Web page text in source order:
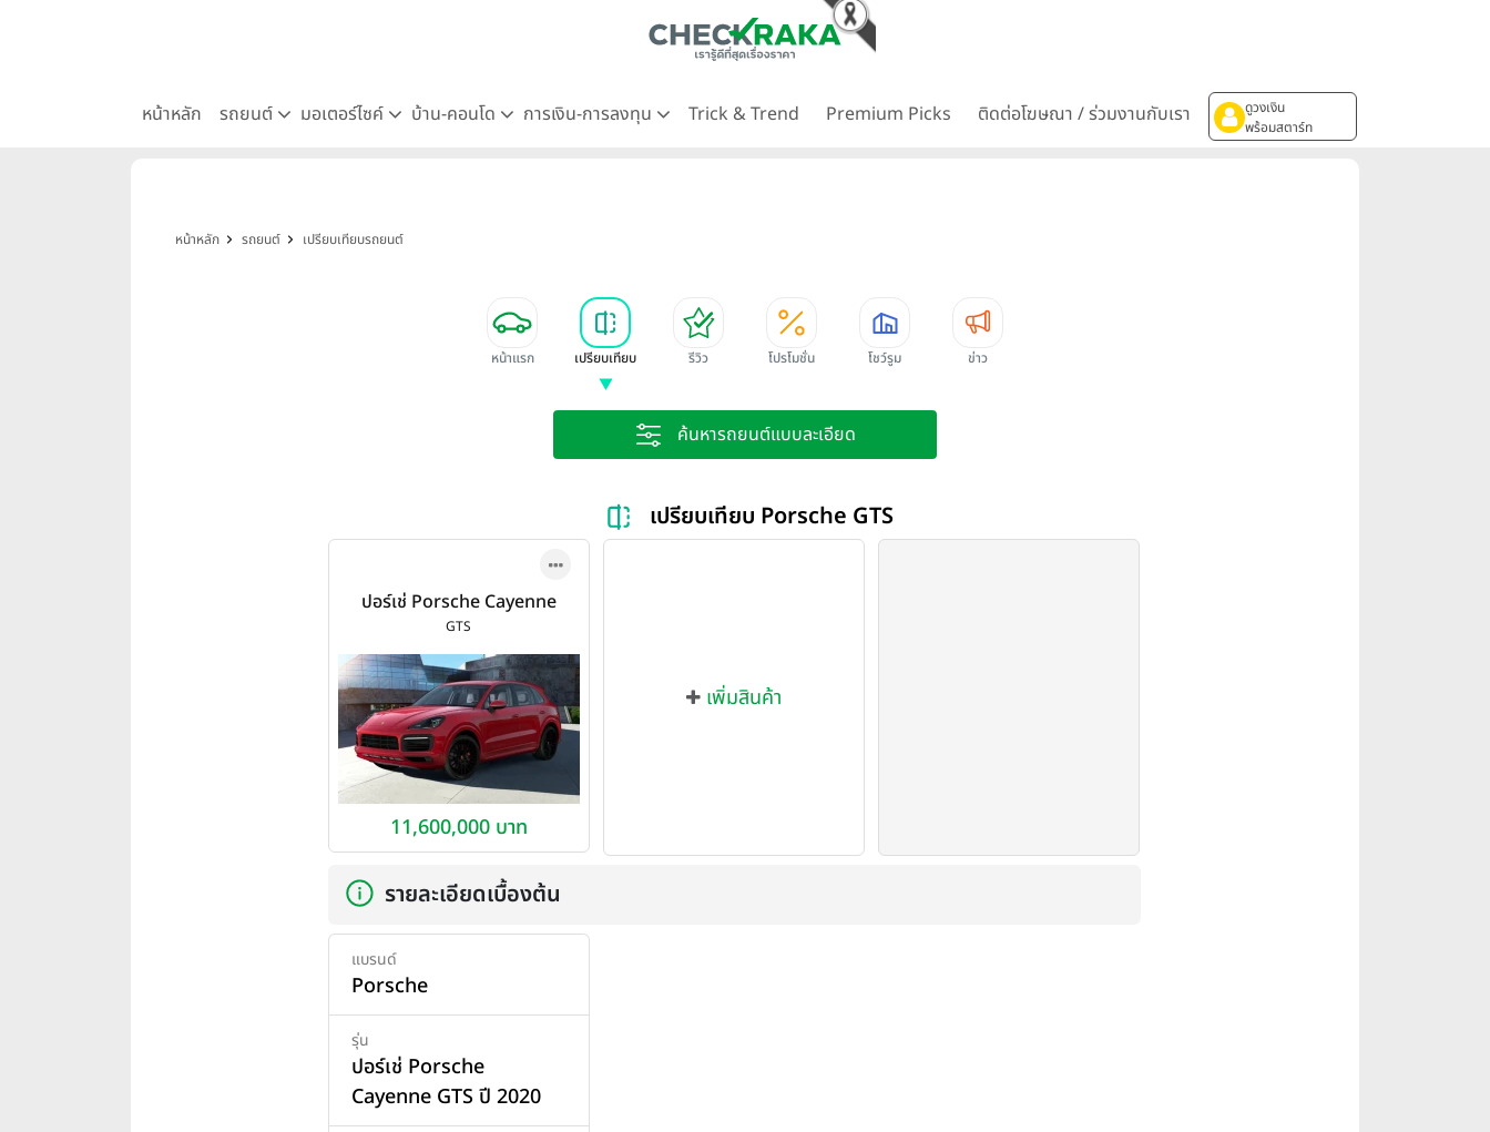
หน้าหลัก รถยนต์ มอเตอร์ไซค์ บ้าน-คอนโด การเงิน-การลงทุน Trick & Trend Premium Picks ติดต่อโฆษณา / ร่วมงานกับเรา
ดูวงเงิน
พร้อมสตาร์ท
หน้าหลัก รถยนต์ เปรียบเทียบรถยนต์
หน้าแรก เปรียบเทียบ รีวิว โปรโมชั่น โชว์รูม ข่าว
ค้นหารถยนต์แบบละเอียด
เปรียบเทียบ Porsche GTS
ปอร์เช่ Porsche Cayenne
GTS ปี 2020
GTS
11,600,000 บาท
เพิ่มสินค้า
รายละเอียดเบื้องต้น
แบรนด์
Porsche
รุ่น
ปอร์เช่ Porsche
Cayenne GTS ปี 2020